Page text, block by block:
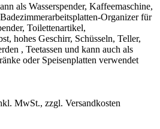
als Wasserspender, Kaffeemaschine,
Organizer für
Toilettenartikel,
hohes Geschirr, Schüsseln, Teller,
, Teetassen und kann auch als
oder Speisenplatten verwendet
MwSt., zzgl. Versandkosten